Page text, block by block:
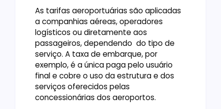
As tarifas aeroportuárias são aplicadas
a companhias aéreas, operadores
logísticos ou diretamente aos
passageiros, dependendo do tipo de
serviço. A taxa de embarque, por
exemplo, é a única paga pelo usuário
final e cobre o uso da estrutura e dos
serviços oferecidos pelas
concessionárias dos aeroportos.